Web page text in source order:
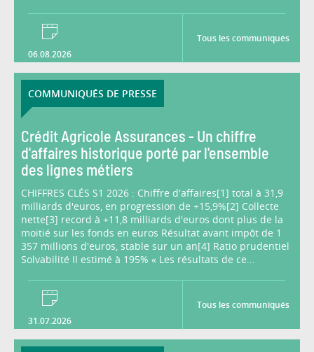
06.08.2026
Tous les communiqués
COMMUNIQUÉS DE PRESSE
Crédit Agricole Assurances - Un chiffre
d'affaires historique porté par l'ensemble
des lignes métiers
CHIFFRES CLÉS S1 2026 : Chiffre d'affaires[1] total à 31,9
milliards d'euros, en progression de +15,9%[2] Collecte
nette[3] record à +11,8 milliards d'euros dont plus de la
moitié sur les fonds en euros Résultat avant impôt de 1
357 millions d'euros, stable sur un an[4] Ratio prudentiel
Solvabilité II estimé à 195% « Les résultats de ce...
31.07.2026
Tous les communiqués